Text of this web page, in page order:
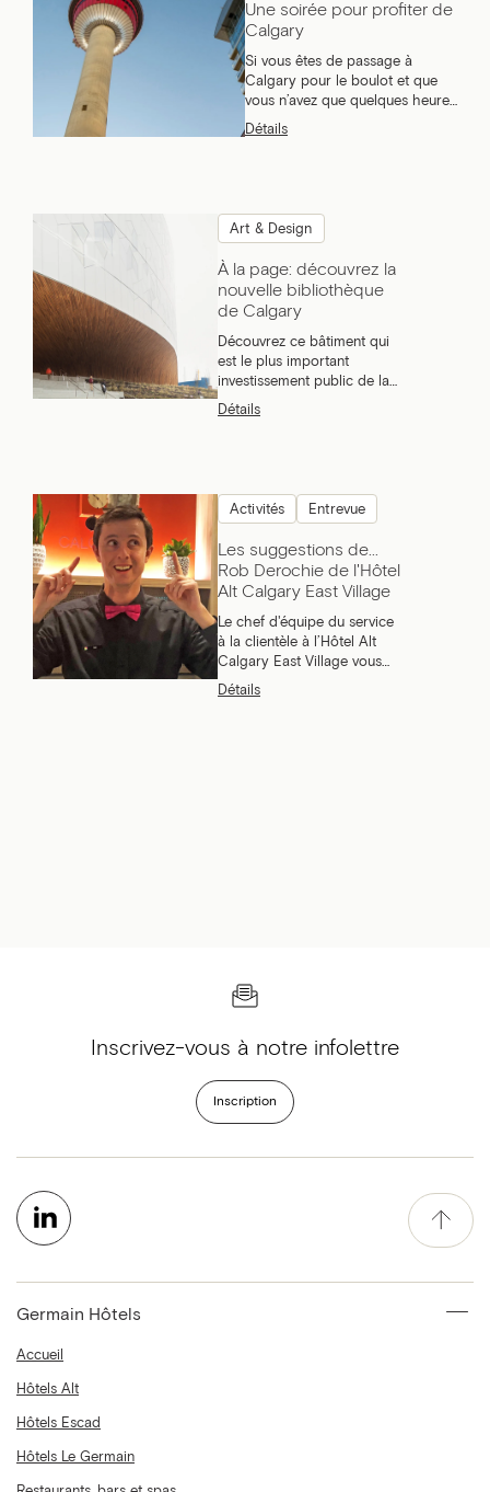
Une soirée pour profiter de
Calgary
Si vous êtes de passage à
Calgary pour le boulot et que
vous n’avez que quelques heures
pour profiter de la ville après
vos rencontres et réunions, voici
Détails
Art & Design
À la page: découvrez la
nouvelle bibliothèque
de Calgary
Découvrez ce bâtiment qui
est le plus important
investissement public de la
ville depuis les jeux
olympiques d’hiver de 1988.
Détails
Activités Entrevue
Les suggestions de...
Rob Derochie de l'Hôtel
Alt Calgary East Village
Le chef d'équipe du service
à la clientèle à l’Hôtel Alt
Calgary East Village vous
partage certaines de ses
choses préférées à Calgary!
Détails
Inscrivez-vous à notre infolettre
Inscription
Germain Hôtels
Accueil
Hôtels Alt
Hôtels Escad
Hôtels Le Germain